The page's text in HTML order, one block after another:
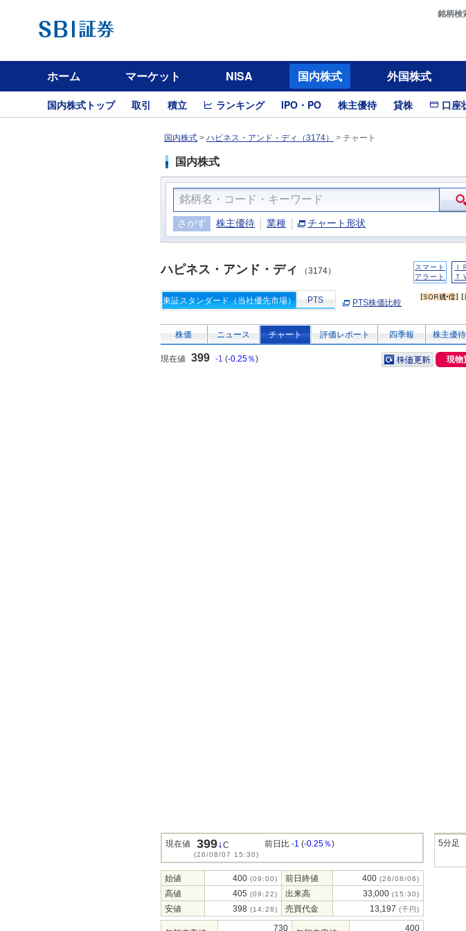
銘柄検
ホーム マーケット NISA 国内株式 外国株式
国内株式トップ 取引 積立 ランキング IPO・PO 株主優待 貸株 口座
国内株式 > ハピネス・アンド・ディ（3174） > チャート
国内株式
さがす 株主優待 業種 チャート形状
ハピネス・アンド・ディ （3174）
スマート
アラート
Ｉ
Ｔ
東証スタンダード（当社優先市場） PTS PTS株価比較
株価 ニュース チャート 評価レポート 四季報 株主優待
現在値 399 -1 (-0.25％) 現物
現在値 399↓C
(26/08/07 15:30)
前日比 -1 (-0.25％)
始値 400 (09:00) 前日終値 400 (26/08/06)
高値 405 (09:22) 出来高 33,000 (15:30)
安値 398 (14:28) 売買代金 13,197 (千円)
730 400
5分足